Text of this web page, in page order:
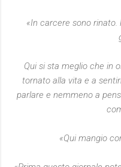
«In carcere sono rinato.
Qui si sta meglio che in
tornato alla vita e a
parlare e nemmeno a
«Qui mangio